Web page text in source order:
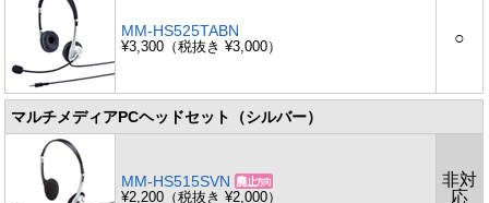
MM-HS525TABN
¥3,300（税抜き ¥3,000） ○
マルチメディアPCヘッドセット（シルバー）
MM-HS515SVN
¥2,200（税抜き ¥2,000）
非対
応